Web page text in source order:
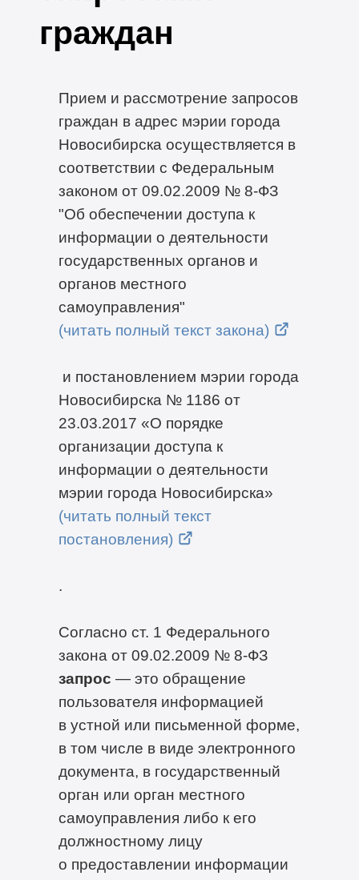
граждан
Прием и рассмотрение запросов
граждан в адрес мэрии города
Новосибирска осуществляется в
соответствии с Федеральным
законом от 09.02.2009 № 8-ФЗ
"Об обеспечении доступа к
информации о деятельности
государственных органов и
органов местного
самоуправления"
(читать полный текст закона)
и постановлением мэрии города
Новосибирска № 1186 от
23.03.2017 «О порядке
организации доступа к
информации о деятельности
мэрии города Новосибирска»
(читать полный текст
постановления)
.
Согласно ст. 1 Федерального
закона от 09.02.2009 № 8-ФЗ
запрос — это обращение
пользователя информацией
в устной или письменной форме,
в том числе в виде электронного
документа, в государственный
орган или орган местного
самоуправления либо к его
должностному лицу
о предоставлении информации